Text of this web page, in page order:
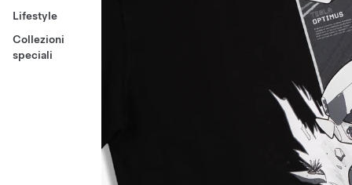
Lifestyle
Collezioni
speciali